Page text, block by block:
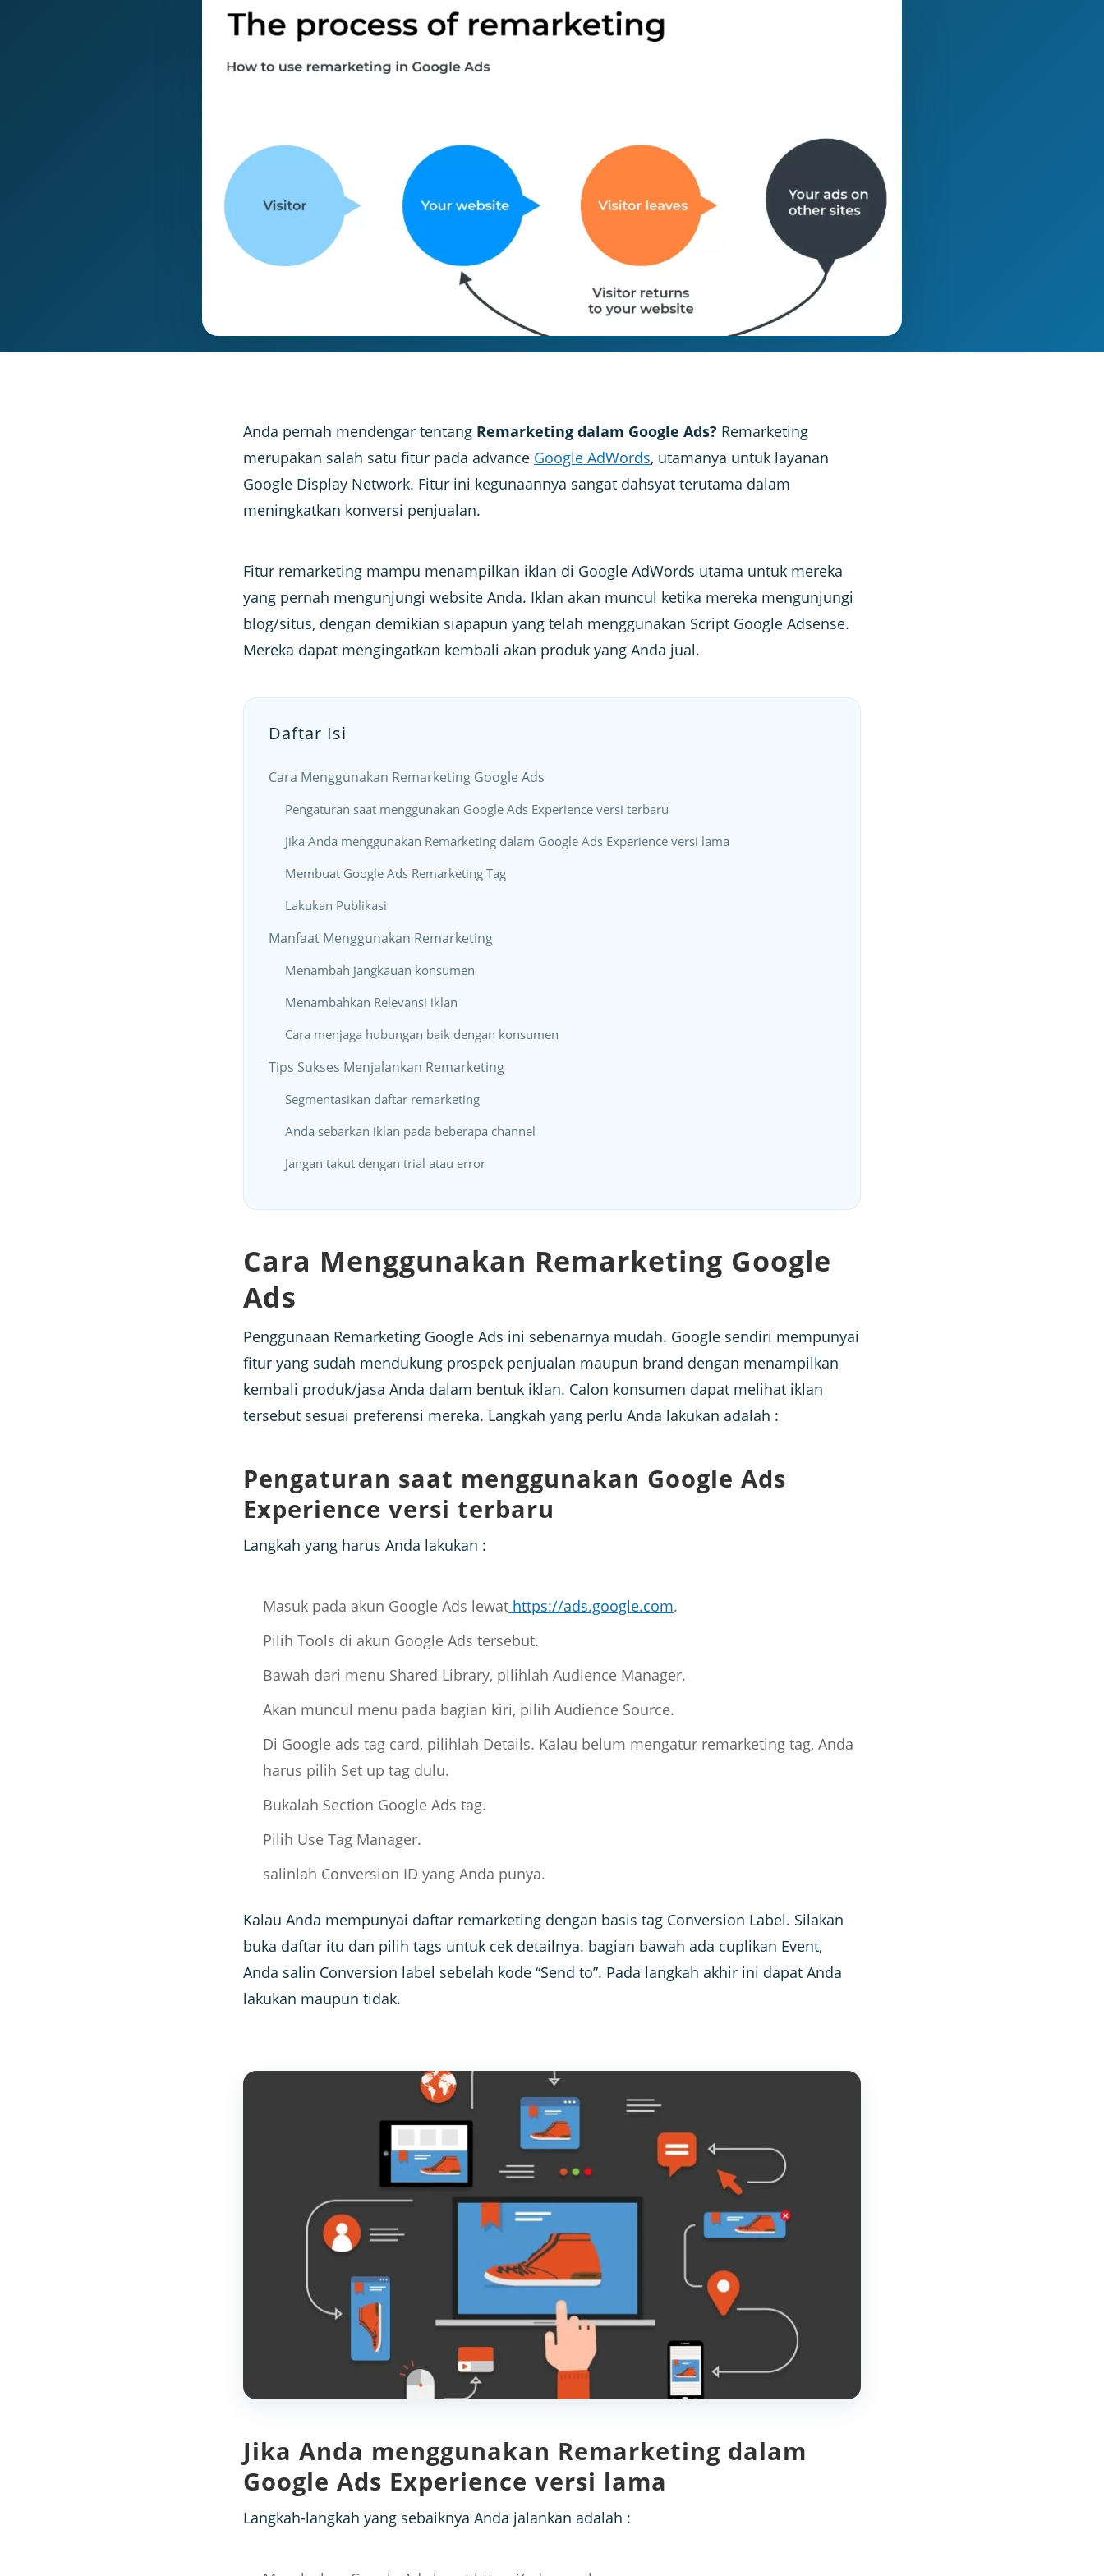
Anda pernah mendengar tentang Remarketing dalam Google Ads? Remarketing
merupakan salah satu fitur pada advance Google AdWords, utamanya untuk layanan
Google Display Network. Fitur ini kegunaannya sangat dahsyat terutama dalam
meningkatkan konversi penjualan.
Fitur remarketing mampu menampilkan iklan di Google AdWords utama untuk mereka
yang pernah mengunjungi website Anda. Iklan akan muncul ketika mereka mengunjungi
blog/situs, dengan demikian siapapun yang telah menggunakan Script Google Adsense.
Mereka dapat mengingatkan kembali akan produk yang Anda jual.
Daftar Isi
Cara Menggunakan Remarketing Google Ads
Pengaturan saat menggunakan Google Ads Experience versi terbaru
Jika Anda menggunakan Remarketing dalam Google Ads Experience versi lama
Membuat Google Ads Remarketing Tag
Lakukan Publikasi
Manfaat Menggunakan Remarketing
Menambah jangkauan konsumen
Menambahkan Relevansi iklan
Cara menjaga hubungan baik dengan konsumen
Tips Sukses Menjalankan Remarketing
Segmentasikan daftar remarketing
Anda sebarkan iklan pada beberapa channel
Jangan takut dengan trial atau error
Cara Menggunakan Remarketing Google
Ads
Penggunaan Remarketing Google Ads ini sebenarnya mudah. Google sendiri mempunyai
fitur yang sudah mendukung prospek penjualan maupun brand dengan menampilkan
kembali produk/jasa Anda dalam bentuk iklan. Calon konsumen dapat melihat iklan
tersebut sesuai preferensi mereka. Langkah yang perlu Anda lakukan adalah :
Pengaturan saat menggunakan Google Ads
Experience versi terbaru
Langkah yang harus Anda lakukan :
Masuk pada akun Google Ads lewat https://ads.google.com.
Pilih Tools di akun Google Ads tersebut.
Bawah dari menu Shared Library, pilihlah Audience Manager.
Akan muncul menu pada bagian kiri, pilih Audience Source.
Di Google ads tag card, pilihlah Details. Kalau belum mengatur remarketing tag, Anda
harus pilih Set up tag dulu.
Bukalah Section Google Ads tag.
Pilih Use Tag Manager.
salinlah Conversion ID yang Anda punya.
Kalau Anda mempunyai daftar remarketing dengan basis tag Conversion Label. Silakan
buka daftar itu dan pilih tags untuk cek detailnya. bagian bawah ada cuplikan Event,
Anda salin Conversion label sebelah kode “Send to”. Pada langkah akhir ini dapat Anda
lakukan maupun tidak.
Jika Anda menggunakan Remarketing dalam
Google Ads Experience versi lama
Langkah-langkah yang sebaiknya Anda jalankan adalah :